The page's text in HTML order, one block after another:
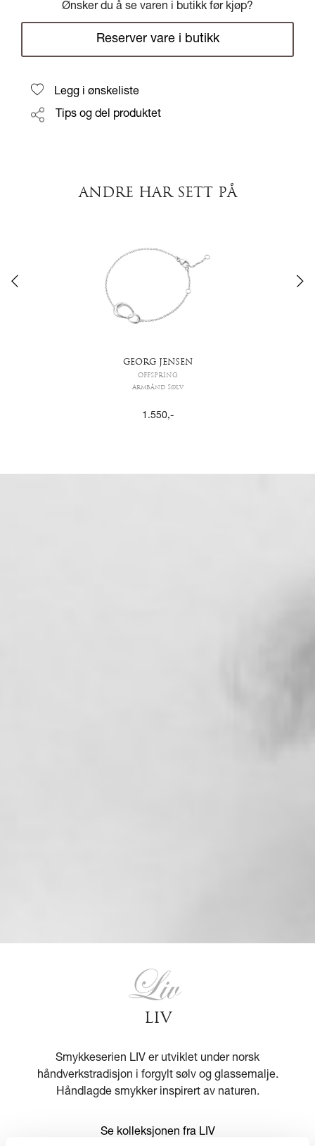
Ønsker du å se varen i butikk før kjøp?
Reserver vare i butikk
Legg i ønskeliste
Tips og del produktet
ANDRE HAR SETT PÅ
GEORG JENSEN
OFFSPRING
Armbånd Sølv
1.550,-
LIV
Smykkeserien LIV er utviklet under norsk
håndverkstradisjon i forgylt sølv og glassemalje.
Håndlagde smykker inspirert av naturen.
Se kolleksjonen fra LIV